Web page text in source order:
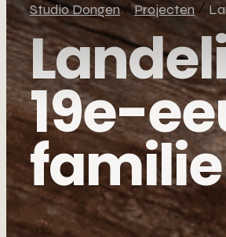
Studio Dongen Projecten
19e-